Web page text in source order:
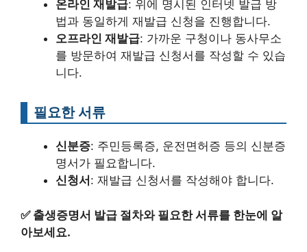
온라인 재발급: 위에 명시된 인터넷 발급 방
법과 동일하게 재발급 신청을 진행합니다.
오프라인 재발급: 가까운 구청이나 동사무소
를 방문하여 재발급 신청서를 작성할 수 있습
니다.
필요한 서류
신분증: 주민등록증, 운전면허증 등의 신분증
명서가 필요합니다.
신청서 : 재발급 신청서를 작성해야 합니다.
✅ 출생증명서 발급 절차와 필요한 서류를 한눈에 알
아보세요.